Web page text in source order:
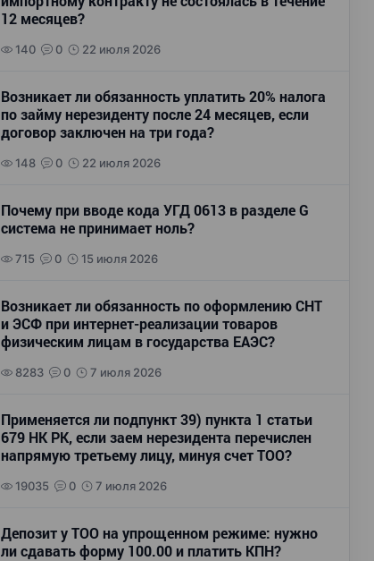
12 месяцев?
140 0 22 июля 2026
Возникает ли обязанность уплатить 20% налога
по займу нерезиденту после 24 месяцев, если
договор заключен на три года?
148 0 22 июля 2026
Почему при вводе кода УГД 0613 в разделе G
система не принимает ноль?
715 0 15 июля 2026
Возникает ли обязанность по оформлению СНТ
и ЭСФ при интернет-реализации товаров
физическим лицам в государства ЕАЭС?
8283 0 7 июля 2026
Применяется ли подпункт 39) пункта 1 статьи
679 НК РК, если заем нерезидента перечислен
напрямую третьему лицу, минуя счет ТОО?
19035 0 7 июля 2026
Депозит у ТОО на упрощенном режиме: нужно
ли сдавать форму 100.00 и платить КПН?